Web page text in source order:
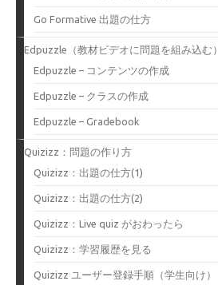
Go Formative 出題の仕方
Edpuzzle（教材ビデオに問題を組み込む）
Edpuzzle – コンテンツの作成
Edpuzzle – クラスの作成
Edpuzzle – Gradebook
Quizizz：問題の作り方
Quizizz：出題の仕方(1)
Quizizz：出題の仕方(2)
Quizizz：Live quiz がおわったら
Quizizz：学習履歴を見る
Quizizz ユーザー登録手順（学生向け）